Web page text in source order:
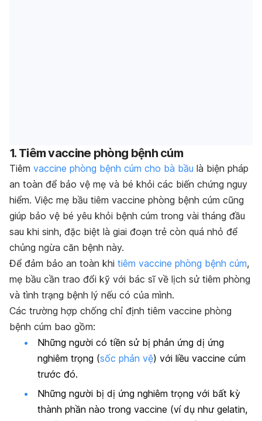
1. Tiêm vaccine phòng bệnh cúm
Tiêm vaccine phòng bệnh cúm cho bà bầu là biện pháp
an toàn để bảo vệ mẹ và bé khỏi các biến chứng nguy
hiểm. Việc mẹ bầu tiêm vaccine phòng bệnh cúm cũng
giúp bảo vệ bé yêu khỏi bệnh cúm trong vài tháng đầu
sau khi sinh, đặc biệt là giai đoạn trẻ còn quá nhỏ để
chủng ngừa căn bệnh này.
Để đảm bảo an toàn khi tiêm vaccine phòng bệnh cúm,
mẹ bầu cần trao đổi kỹ với bác sĩ về lịch sử tiêm phòng
và tình trạng bệnh lý nếu có của mình.
Các trường hợp chống chỉ định tiêm vaccine phòng
bệnh cúm bao gồm:
Những người có tiền sử bị phản ứng dị ứng
nghiêm trọng (sốc phản vệ) với liều vaccine cúm
trước đó.
Những người bị dị ứng nghiêm trọng với bất kỳ
thành phần nào trong vaccine (ví dụ như gelatin,